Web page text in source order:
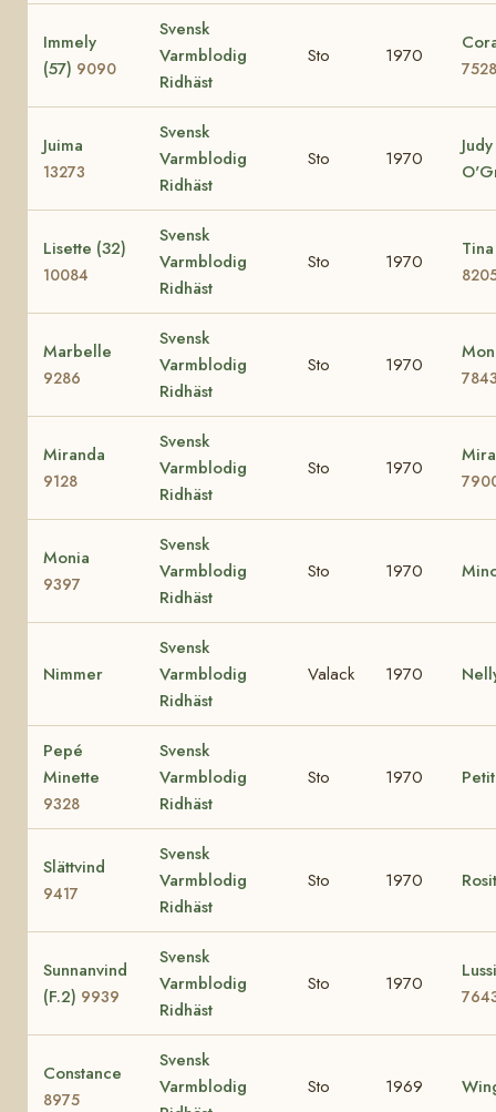
Immely
(57) 9090
Svensk
Varmblodig
Ridhäst
Sto 1970
7528
Juima
13273
Svensk
Varmblodig
Ridhäst
Sto 1970
Judy
Lisette (32)
10084
Svensk
Varmblodig
Ridhäst
Sto 1970
Marbelle
9286
Svensk
Varmblodig
Ridhäst
Sto 1970
Miranda
9128
Svensk
Varmblodig
Ridhäst
Sto 1970
Monia
9397
Svensk
Varmblodig
Ridhäst
Sto 1970
Nimmer
Svensk
Varmblodig
Ridhäst
Valack 1970
Pepé
Minette
9328
Svensk
Varmblodig
Ridhäst
Sto 1970
Slättvind
9417
Svensk
Varmblodig
Ridhäst
Sto 1970
Sunnanvind
(F.2) 9939
Svensk
Varmblodig
Ridhäst
Sto 1970
Constance
8975
Svensk
Varmblodig
Sto 1969